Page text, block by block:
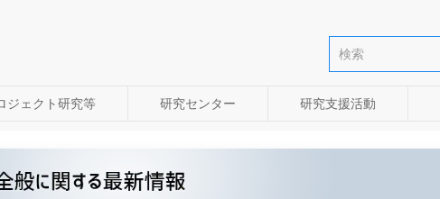
ジェクト研究等 研究センター 研究支援活動